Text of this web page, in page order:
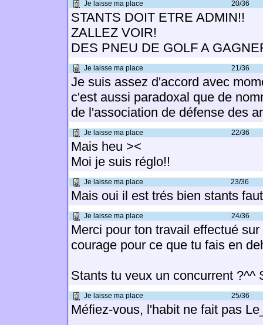
Je laisse ma place 20/36
STANTS DOIT ETRE ADMIN!!
ZALLEZ VOIR!
DES PNEU DE GOLF A
Je laisse ma place 21/36
Je suis assez d'accord avec
c'est aussi paradoxal que de
de l'association de défense des
Je laisse ma place 22/36
Mais heu ><
Moi je suis réglo!!
Je laisse ma place 23/36
Mais oui il est trés bien stants
Je laisse ma place 24/36
Merci pour ton travail effectué
courage pour ce que tu fais en
Stants tu veux un concurrent
Je laisse ma place 25/36
Méfiez-vous, l'habit ne fait pas